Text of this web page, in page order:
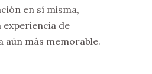
en sí misma,
experiencia de
aún más memorable.